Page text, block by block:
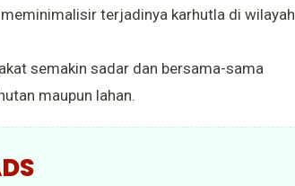
terjadinya karhutla di wilayah
semakin sadar dan bersama-sama
maupun lahan.